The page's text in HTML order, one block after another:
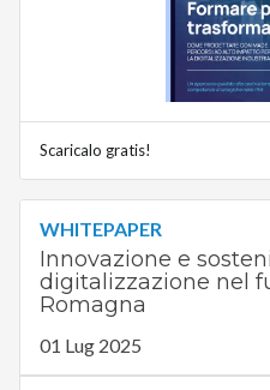
Scaricalo gratis!
WHITEPAPER
Innovazione e
digitalizzazione nel
Romagna
01 Lug 2025